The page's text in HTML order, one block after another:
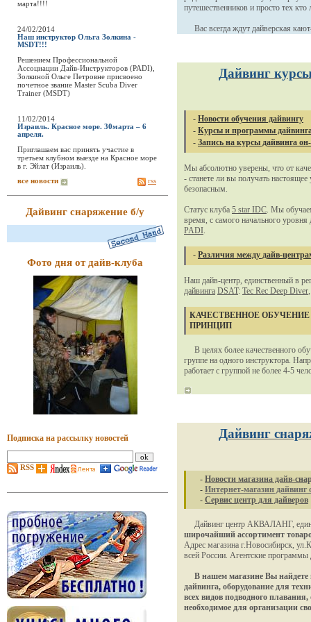
марта!!!!
24/02/2014
Наш инструктор Ольга Золкина -
MSDT!!!
Решением Профессиональной
Ассоциации Дайв-Инструкторов (PADI),
Золкиной Ольге Петровне присвоено
почетное звание Master Scuba Diver
Trainer (MSDT)
11/02/2014
Израиль. Красное море. 30марта – 6
апреля.
Приглашаем вас принять участие в
третьем клубном выезде на Красное море
в г. Эйлат (Израиль).
все новости rss
Дайвинг снаряжение б/у
Фото дня от дайв-клуба
Подписка на рассылку новостей
RSS
путешественников и просто тех
Вас всегда ждут дайверская
Дайвинг
- Новости обучения дайвингу
- Курсы и программы
- Запись на курсы дайвинга
Мы абсолютно уверены, что от
- станете ли вы получать настоящее
безопасным.
Статус клуба 5 star IDC. Мы
время, с самого начального уровня
PADI.
- Различия между дайв-
Наш дайв-центр, единственный в
дайвинга DSAT: Tec Rec Deep Diver
КАЧЕСТВЕННОЕ
ПРИНЦИП
В целях более качественного
группе на одного инструктора.
работает с группой не более 4-5
Дайвинг
- Новости магазина дайв-
- Интернет-магазин дайвинг
- Сервис центр для дайверов
Дайвинг центр АКВАЛАНГ,
широчайший ассортимент
Адрес магазина г.Новосибирск,
всей России. Агентские
В нашем магазине Вы найдете
дайвинга, оборудование для
всех видов подводного
необходимое для организации